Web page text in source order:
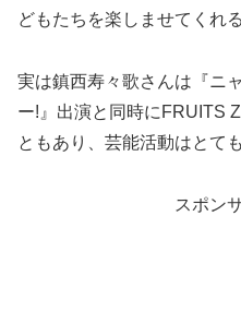
どもたちを楽しませてくれ
実は鎮西寿々歌さんは『ニ
ー!』出演と同時にFRUITS
ともあり、芸能活動はとて
スポン